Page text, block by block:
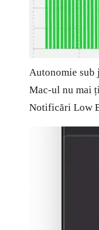
Autonomie sub
Mac-ul nu mai
Notificări Low